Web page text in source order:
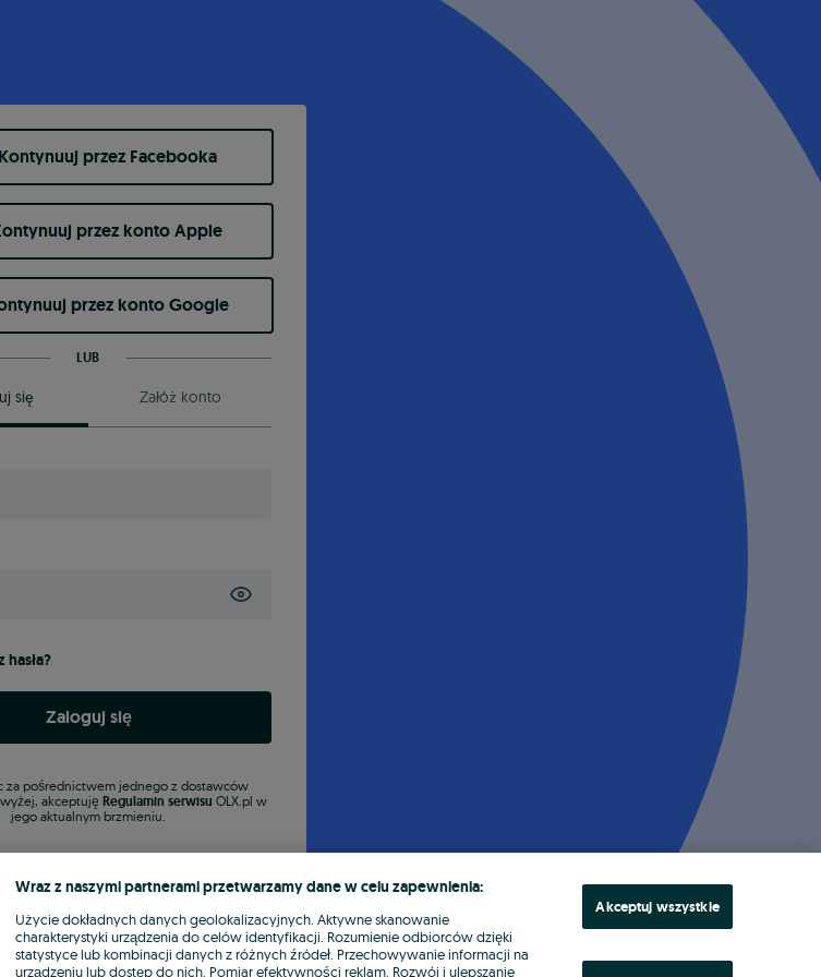
Kontynuuj przez Facebooka
przez konto Apple
przez konto Google
LUB
się Załóż konto
hasła?
Zaloguj się
za pośrednictwem jednego z dostawców
akceptuję Regulamin serwisu OLX.pl w
jego aktualnym brzmieniu.
Wraz z naszymi partnerami przetwarzamy dane w celu zapewnienia:
Użycie dokładnych danych geolokalizacyjnych. Aktywne skanowanie
charakterystyki urządzenia do celów identyfikacji. Rozumienie odbiorców dzięki
statystyce lub kombinacji danych z różnych źródeł. Przechowywanie informacji na
urządzeniu lub dostęp do nich. Pomiar efektywności reklam. Rozwój i ulepszanie
Akceptuj wszystkie